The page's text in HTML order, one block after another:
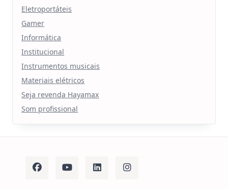
Eletroportáteis
Gamer
Informática
Institucional
Instrumentos musicais
Materiais elétricos
Seja revenda Hayamax
Som profissional